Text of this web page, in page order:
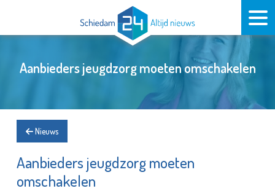
Aanbieders jeugdzorg moeten omschakelen
Nieuws
Aanbieders jeugdzorg moeten
omschakelen